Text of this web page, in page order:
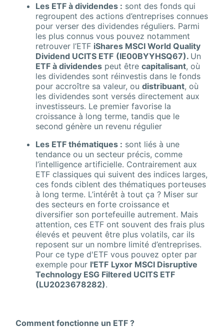
Les ETF à dividendes : sont des fonds qui
regroupent des actions d’entreprises connues
pour verser des dividendes réguliers. Parmi
les plus connus vous pouvez notamment
retrouver l’ETF iShares MSCI World Quality
Dividend UCITS ETF (IE00BYYHSQ67). Un
ETF à dividendes peut êtrecapitalisant, où
les dividendes sont réinvestis dans le fonds
pour accroître sa valeur, oudistribuant, où
les dividendes sont versés directement aux
investisseurs. Le premier favorise la
croissance à long terme, tandis que le
second génère un revenu régulier
Les ETF thématiques : sont liés à une
tendance ou un secteur précis, comme
l’intelligence artificielle. Contrairement aux
ETF classiques qui suivent des indices larges,
ces fonds ciblent des thématiques porteuses
à long terme. L’intérêt à tout ça ? Miser sur
des secteurs en forte croissance et
diversifier son portefeuille autrement. Mais
attention, ces ETF ont souvent des frais plus
élevés et peuvent être plus volatils, car ils
reposent sur un nombre limité d’entreprises.
Pour ce type d'ETF vous pouvez opter par
exemple pour l'ETF Lyxor MSCI Disruptive
Technology ESG Filtered UCITS ETF
(LU2023678282).
Comment fonctionne un ETF ?